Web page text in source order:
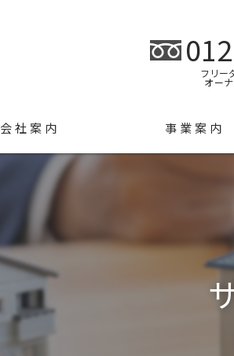
フリー
オー
会社案内 事業案内